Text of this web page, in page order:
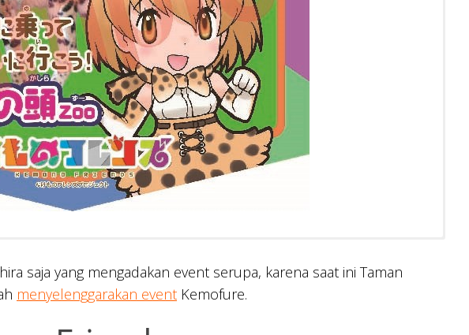
saja yang mengadakan event serupa, karena saat ini Taman
menyelenggarakan event Kemofure.